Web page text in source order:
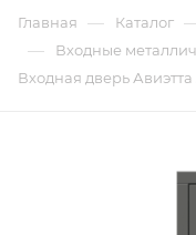
Главная — Каталог
— Входные
Входная дверь Авиэтта